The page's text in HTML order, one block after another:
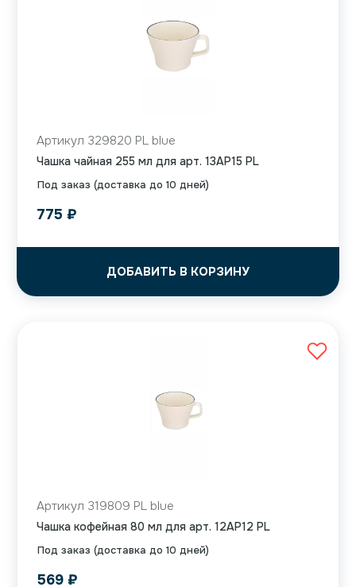
Под заказ (доставка до 10 дней)
Артикул 329820 PL blue
Чашка чайная 255 мл для арт. 13AP15 PL
775 ₽
ДОБАВИТЬ В КОРЗИНУ
Под заказ (доставка до 10 дней)
Артикул 319809 PL blue
Чашка кофейная 80 мл для арт. 12AP12 PL
569 ₽